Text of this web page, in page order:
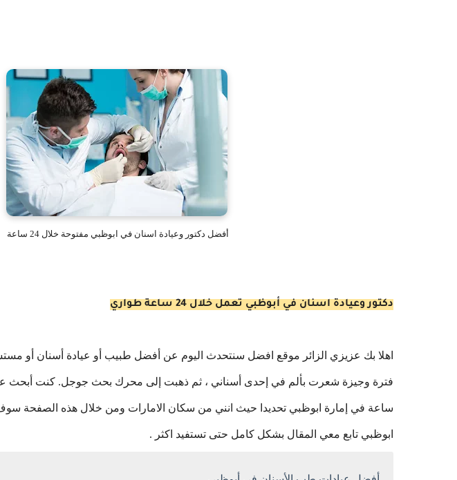
أفضل دكتور وعيادة اسنان في ابوظبي مفتوحة خلال 24 ساعة
دكتور وعيادة اسنان في أبوظبي تعمل خلال 24 ساعة طواري
اهلا بك عزيزي الزائر موقع افضل سنتحدث اليوم عن أفضل طبيب أو عيادة أسنان أو
ساعة في إمارة ابوظبي تحديدا حيث انني من سكان الامارات ومن خلال هذه الصفحة
ابوظبي تابع معي المقال بشكل كامل حتى تستفيد اكثر .